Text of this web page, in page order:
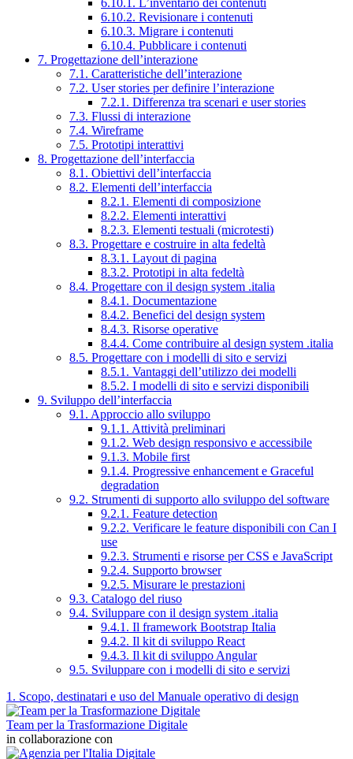
6.10.2. Revisionare i contenuti
6.10.3. Migrare i contenuti
6.10.4. Pubblicare i contenuti
7. Progettazione dell’interazione
7.1. Caratteristiche dell’interazione
7.2. User stories per definire l’interazione
7.2.1. Differenza tra scenari e user stories
7.3. Flussi di interazione
7.4. Wireframe
7.5. Prototipi interattivi
8. Progettazione dell’interfaccia
8.1. Obiettivi dell’interfaccia
8.2. Elementi dell’interfaccia
8.2.1. Elementi di composizione
8.2.2. Elementi interattivi
8.2.3. Elementi testuali (microtesti)
8.3. Progettare e costruire in alta fedeltà
8.3.1. Layout di pagina
8.3.2. Prototipi in alta fedeltà
8.4. Progettare con il design system .italia
8.4.1. Documentazione
8.4.2. Benefici del design system
8.4.3. Risorse operative
8.4.4. Come contribuire al design system .italia
8.5. Progettare con i modelli di sito e servizi
8.5.1. Vantaggi dell’utilizzo dei modelli
8.5.2. I modelli di sito e servizi disponibili
9. Sviluppo dell’interfaccia
9.1. Approccio allo sviluppo
9.1.1. Attività preliminari
9.1.2. Web design responsivo e accessibile
9.1.3. Mobile first
9.1.4. Progressive enhancement e Graceful
degradation
9.2. Strumenti di supporto allo sviluppo del software
9.2.1. Feature detection
9.2.2. Verificare le feature disponibili con Can I
use
9.2.3. Strumenti e risorse per CSS e JavaScript
9.2.4. Supporto browser
9.2.5. Misurare le prestazioni
9.3. Catalogo del riuso
9.4. Sviluppare con il design system .italia
9.4.1. Il framework Bootstrap Italia
9.4.2. Il kit di sviluppo React
9.4.3. Il kit di sviluppo Angular
9.5. Sviluppare con i modelli di sito e servizi
1. Scopo, destinatari e uso del Manuale operativo di design
Team per la Trasformazione Digitale
in collaborazione con